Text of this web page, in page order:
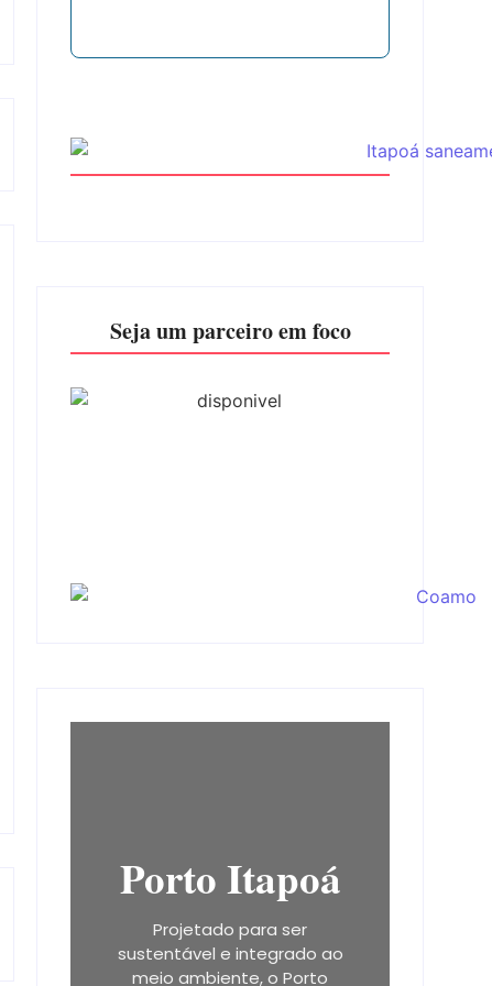
Seja um parceiro em foco
Porto Itapoá
Projetado para ser
sustentável e integrado ao
meio ambiente, o Porto